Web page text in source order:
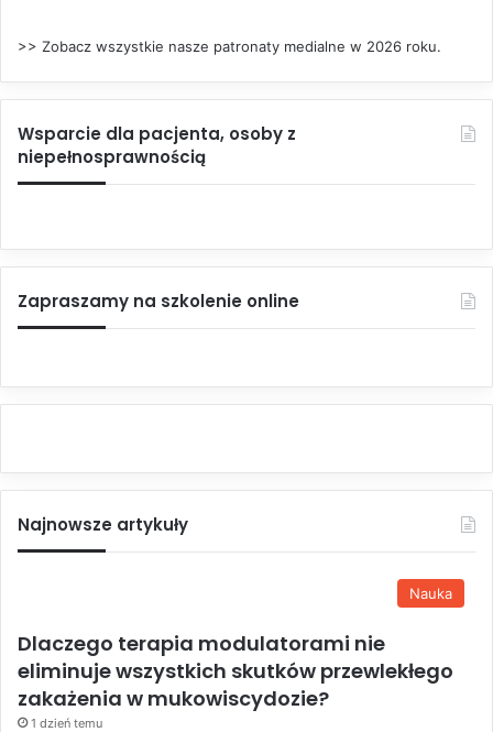
>> Zobacz wszystkie nasze patronaty medialne w 2026 roku.
Wsparcie dla pacjenta, osoby z
niepełnosprawnością
Zapraszamy na szkolenie online
Najnowsze artykuły
Nauka
Dlaczego terapia modulatorami nie
eliminuje wszystkich skutków przewlekłego
zakażenia w mukowiscydozie?
1 dzień temu